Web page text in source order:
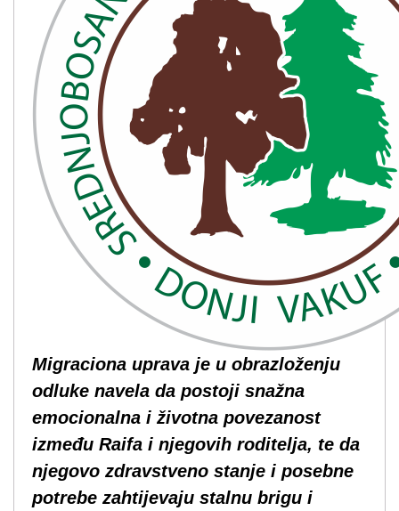
Migraciona uprava je u obrazloženju
odluke navela da postoji snažna
emocionalna i životna povezanost
između Raifa i njegovih roditelja, te da
njegovo zdravstveno stanje i posebne
potrebe zahtijevaju stalnu brigu i